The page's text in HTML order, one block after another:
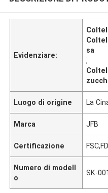
Evidenziare:
sa
,
Luogo di origine La
Marca JFB
Certificazione
Numero di modell
o
SK-001